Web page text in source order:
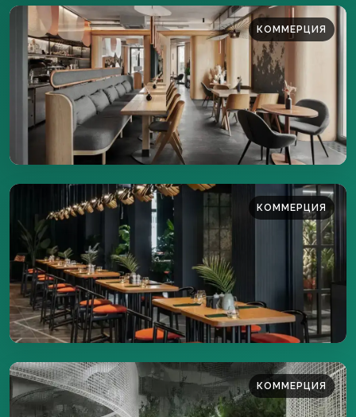
КОММЕРЦИЯ
400 м²
ПОДРОБНЕЕ
КОММЕРЦИЯ
350 м²
ПОДРОБНЕЕ
КОММЕРЦИЯ